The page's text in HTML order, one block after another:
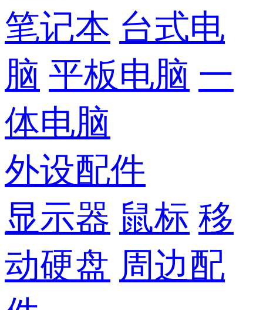
笔记本 台式电
脑 平板电脑 一
体电脑
外设配件
显示器 鼠标 移
动硬盘 周边配